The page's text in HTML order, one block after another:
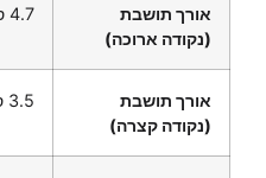
אורך תושבת
(נקודה ארוכה)
4.7 ס”מ
אורך תושבת
(נקודה קצרה)
3.5 ס”מ